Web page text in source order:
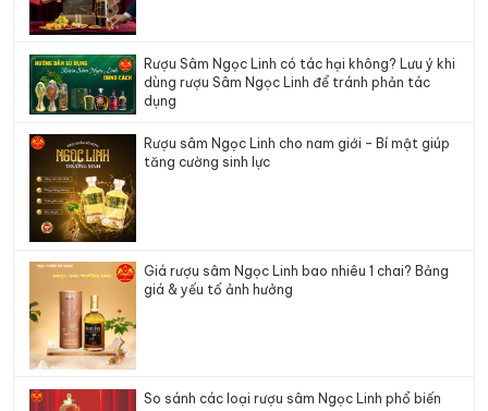
Rượu Sâm Ngọc Linh có tác hại không? Lưu ý khi
dùng rượu Sâm Ngọc Linh để tránh phản tác
dụng
Rượu sâm Ngọc Linh cho nam giới – Bí mật giúp
tăng cường sinh lực
Giá rượu sâm Ngọc Linh bao nhiêu 1 chai? Bảng
giá & yếu tố ảnh hưởng
So sánh các loại rượu sâm Ngọc Linh phổ biến